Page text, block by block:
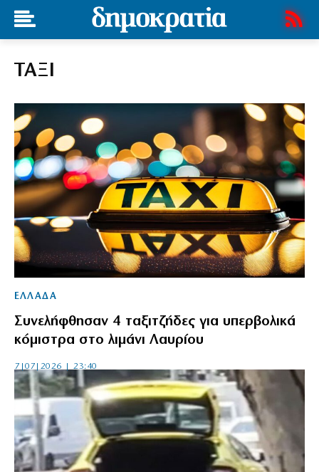
ΤΑΞΙ
ΕΛΛΑΔΑ
Συνελήφθησαν 4 ταξιτζήδες για υπερβολικά
κόμιστρα στο λιμάνι Λαυρίου
7|07|2026 | 23:40